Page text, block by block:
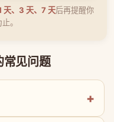
天、3 天、7 天后再提醒你
。
常见问题